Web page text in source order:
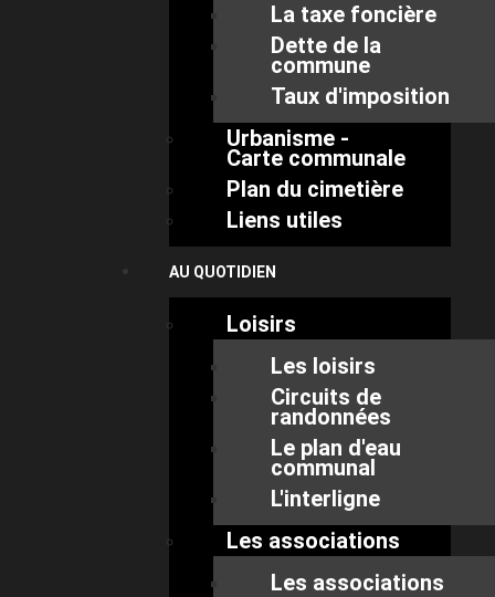
La taxe foncière
Dette de la
commune
Taux d'imposition
Urbanisme -
Carte communale
Plan du cimetière
Liens utiles
AU QUOTIDIEN
Loisirs
Les loisirs
Circuits de
randonnées
Le plan d'eau
communal
L'interligne
Les associations
Les associations